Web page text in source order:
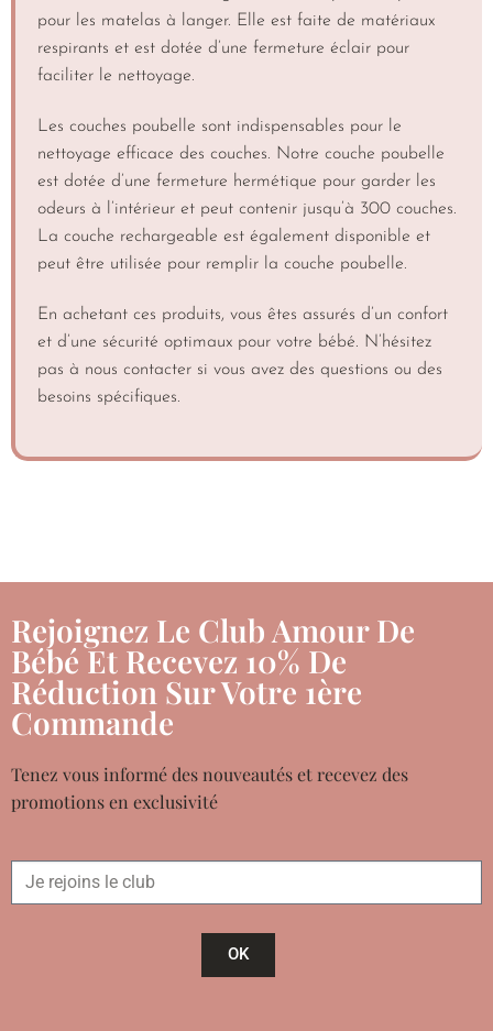
pour les matelas à langer. Elle est faite de matériaux
respirants et est dotée d’une fermeture éclair pour
faciliter le nettoyage.
Les couches poubelle sont indispensables pour le
nettoyage efficace des couches. Notre couche poubelle
est dotée d’une fermeture hermétique pour garder les
odeurs à l’intérieur et peut contenir jusqu’à 300 couches.
La couche rechargeable est également disponible et
peut être utilisée pour remplir la couche poubelle.
En achetant ces produits, vous êtes assurés d’un confort
et d’une sécurité optimaux pour votre bébé. N’hésitez
pas à nous contacter si vous avez des questions ou des
besoins spécifiques.
Rejoignez Le Club Amour De
Bébé Et Recevez 10% De
Réduction Sur Votre 1ère
Commande
Tenez vous informé des nouveautés et recevez des
promotions en exclusivité
OK